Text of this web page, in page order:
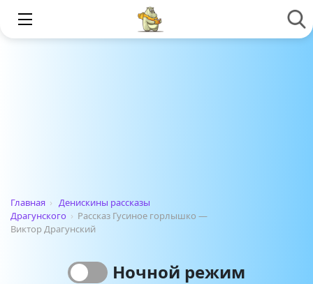
Главная › Денискины рассказы
Драгунского › Рассказ Гусиное горлышко —
Виктор Драгунский
Ночной режим